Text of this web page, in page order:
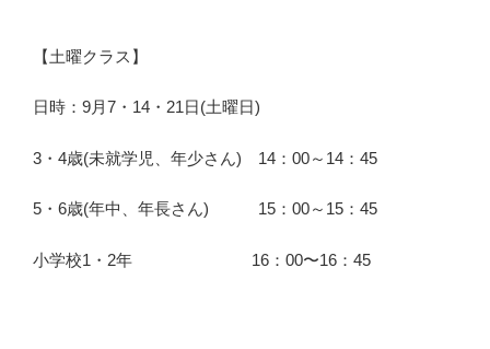
【土曜クラス】
日時：9月7・14・21日(土曜日)
3・4歳(未就学児、年少さん) 14：00～14：45
5・6歳(年中、年長さん) 15：00～15：45
小学校1・2年 16：00〜16：45